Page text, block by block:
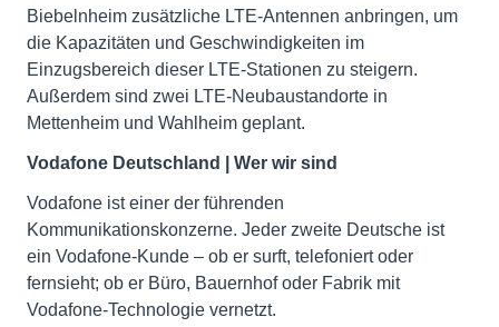
Biebelnheim zusätzliche LTE-Antennen anbringen, um
die Kapazitäten und Geschwindigkeiten im
Einzugsbereich dieser LTE-Stationen zu steigern.
Außerdem sind zwei LTE-Neubaustandorte in
Mettenheim und Wahlheim geplant.
Vodafone Deutschland | Wer wir sind
Vodafone ist einer der führenden
Kommunikationskonzerne. Jeder zweite Deutsche ist
ein Vodafone-Kunde – ob er surft, telefoniert oder
fernsieht; ob er Büro, Bauernhof oder Fabrik mit
Vodafone-Technologie vernetzt.